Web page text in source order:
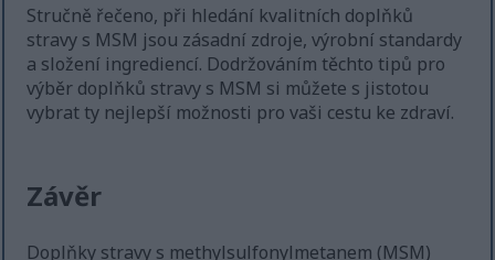
Stručně řečeno, při hledání kvalitních doplňků
stravy s MSM jsou zásadní zdroje, výrobní standardy
a složení ingrediencí. Dodržováním těchto tipů pro
výběr doplňků stravy s MSM si můžete s jistotou
vybrat ty nejlepší možnosti pro vaši cestu ke zdraví.
Závěr
Doplňky stravy s methylsulfonylmetanem (MSM)